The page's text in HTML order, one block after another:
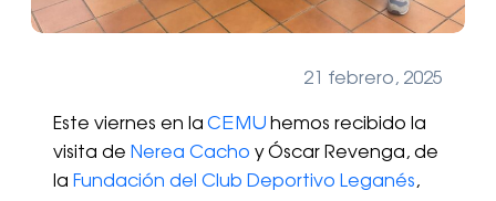
21 febrero, 2025
Este viernes en laCEMU hemos recibido la
visita de Nerea Cacho y Óscar Revenga, de
la Fundación del Club Deportivo Leganés,